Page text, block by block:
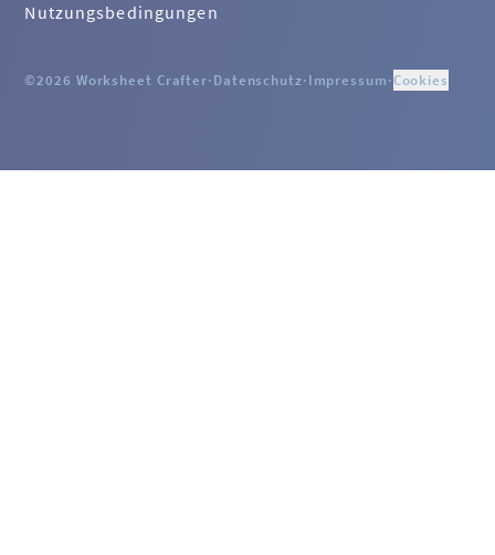
Nutzungsbedingungen
©2026 Worksheet Crafter·Datenschutz·Impressum·Cookies